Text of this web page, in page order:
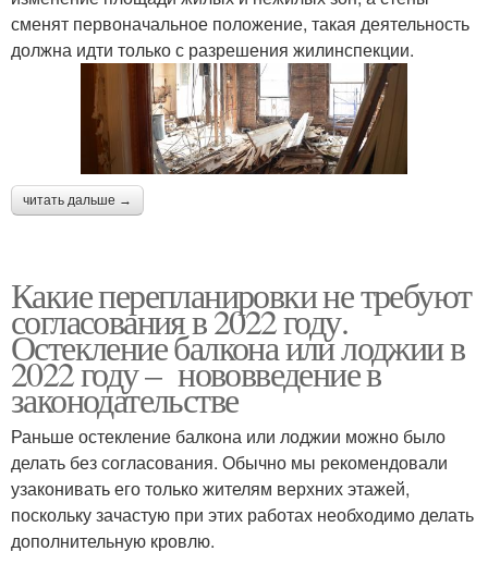
сменят первоначальное положение, такая деятельность
должна идти только с разрешения жилинспекции.
читать дальше →
Какие перепланировки не требуют
согласования в 2022 году.
Остекление балкона или лоджии в
2022 году – нововведение в
законодательстве
Раньше остекление балкона или лоджии можно было
делать без согласования. Обычно мы рекомендовали
узаконивать его только жителям верхних этажей,
поскольку зачастую при этих работах необходимо делать
дополнительную кровлю.